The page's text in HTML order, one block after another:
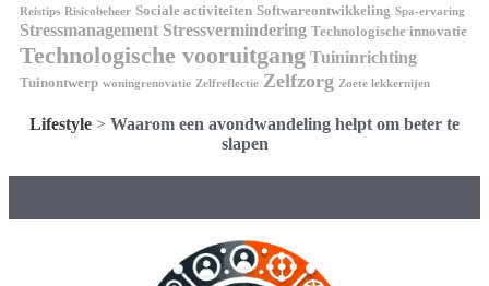
Reistips Risicobeheer Sociale activiteiten Softwareontwikkeling Spa-ervaring
Stressmanagement Stressvermindering Technologische innovatie
Technologische vooruitgang Tuininrichting
Tuinontwerp woningrenovatie Zelfreflectie Zelfzorg Zoete lekkernijen
Lifestyle > Waarom een avondwandeling helpt om beter te
slapen